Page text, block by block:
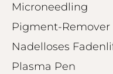
Microneedling
Pigment-Remover
Nadelloses
Plasma Pen